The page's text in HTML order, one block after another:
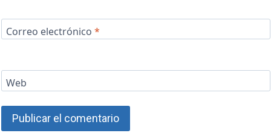
Correo electrónico *
Web